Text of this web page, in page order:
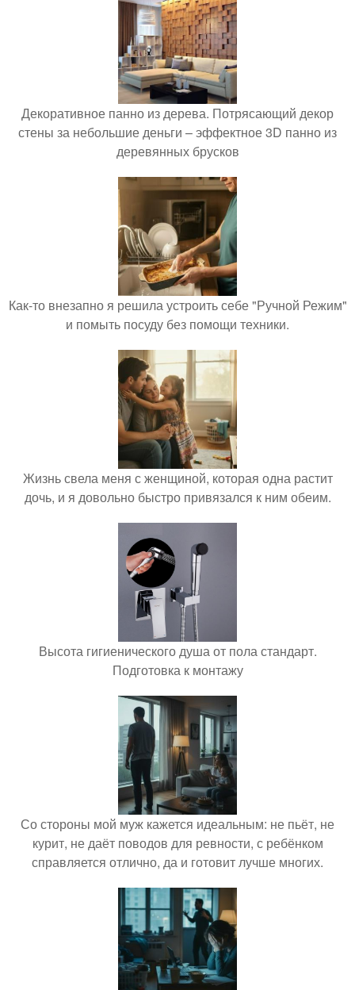
Декоративное панно из дерева. Потрясающий декор
стены за небольшие деньги – эффектное 3D панно из
деревянных брусков
Как-то внезапно я решила устроить себе "Ручной Режим"
и помыть посуду без помощи техники.
Жизнь свела меня с женщиной, которая одна растит
дочь, и я довольно быстро привязался к ним обеим.
Высота гигиенического душа от пола стандарт.
Подготовка к монтажу
Со стороны мой муж кажется идеальным: не пьёт, не
курит, не даёт поводов для ревности, с ребёнком
справляется отлично, да и готовит лучше многих.